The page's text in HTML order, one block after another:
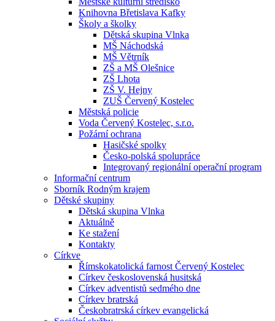
Knihovna Břetislava Kafky
Školy a školky
Dětská skupina Vlnka
MŠ Náchodská
MŠ Větrník
ZŠ a MŠ Olešnice
ZŠ Lhota
ZŠ V. Hejny
ZUŠ Červený Kostelec
Městská policie
Voda Červený Kostelec, s.r.o.
Požární ochrana
Hasičské spolky
Česko-polská spolupráce
Integrovaný regionální operační program
Informační centrum
Sborník Rodným krajem
Dětské skupiny
Dětská skupina Vlnka
Aktuálně
Ke stažení
Kontakty
Církve
Římskokatolická farnost Červený Kostelec
Církev československá husitská
Církev adventistů sedmého dne
Církev bratrská
Českobratrská církev evangelická